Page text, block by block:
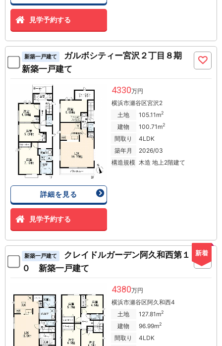
見学予約する
新築一戸建て
ガルボシティー宮沢２丁目８期
新築一戸建て
詳細を見る
見学予約する
4330万円
横浜市瀬谷区宮沢2
土地
105.11m2
建物 100.71m2
間取り
4LDK
築年月
2026/03
構造規模 木造 地上2階建て
新着
新築一戸建て
クレイドルガーデン阿久和西第１
０ 新築一戸建て
4380万円
横浜市瀬谷区阿久和西4
土地
127.81m2
建物 96.99m2
間取り
4LDK